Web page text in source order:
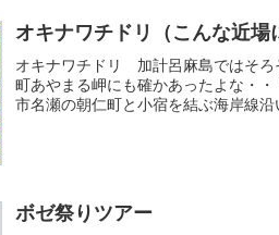
オキナワチドリ（こんな近場
オキナワチドリ 加計呂麻島ではそろ
町あやまる岬にも確かあったよな・
市名瀬の朝仁町と小宿を結ぶ海岸線
ボゼ祭りツアー